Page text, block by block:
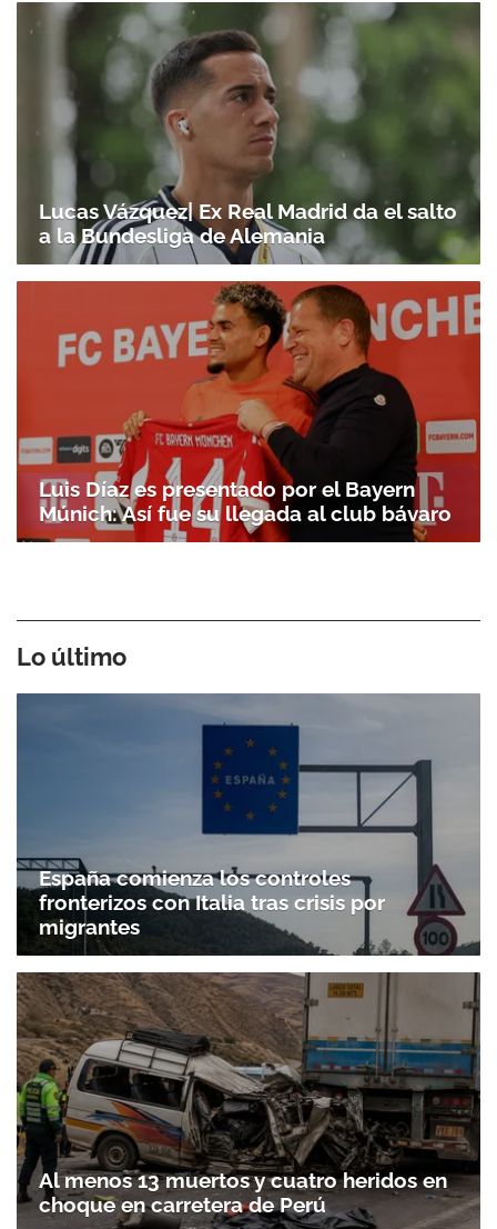
Lucas Vázquez| Ex Real Madrid da el salto
a la Bundesliga de Alemania
Luis Díaz es presentado por el Bayern
Múnich: Así fue su llegada al club bávaro
Lo último
España comienza los controles
fronterizos con Italia tras crisis por
migrantes
Al menos 13 muertos y cuatro heridos en
choque en carretera de Perú